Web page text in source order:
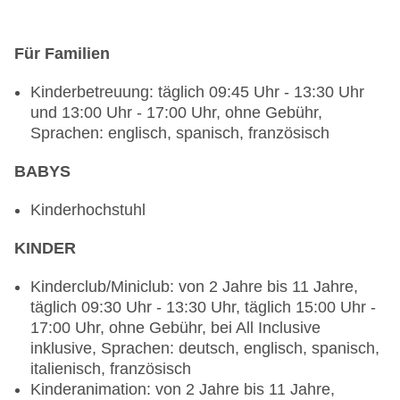
Spezialitätenrestaurant „HACIENDA“: Küche:
spanisch, à la carte, Reservierung notwendig,
ohne Gebühr, bei All Inclusive inklusive, täglich,
klimatisierbar, Kinderhochstuhl, angemessene
Kleidung erwünscht
Spezialitätenrestaurant „CASA NOSTRA“: Küche:
ohne Gebühr, bei All Inclusive inklusive, täglich,
Kleidung erwünscht
Küche: mediterran, à la carte, Reservierung nicht
notwendig, ohne Gebühr, bei All Inclusive
inklusive, täglich, klimatisierbar, angemessene
Kleidung erwünscht
Spezialitätenrestaurant „SASA“: Küche:
japanisch, à la carte, Showcooking, Reservierung
Für Familien
Kinderbetreuung: täglich 09:45 Uhr - 13:30 Uhr
und 13:00 Uhr - 17:00 Uhr, ohne Gebühr,
Sprachen: englisch, spanisch, französisch
BABYS
Kinderhochstuhl
KINDER
Kinderclub/Miniclub: von 2 Jahre bis 11 Jahre,
täglich 09:30 Uhr - 13:30 Uhr, täglich 15:00 Uhr -
17:00 Uhr, ohne Gebühr, bei All Inclusive
inklusive, Sprachen: deutsch, englisch, spanisch,
italienisch, französisch
Kinderanimation: von 2 Jahre bis 11 Jahre,